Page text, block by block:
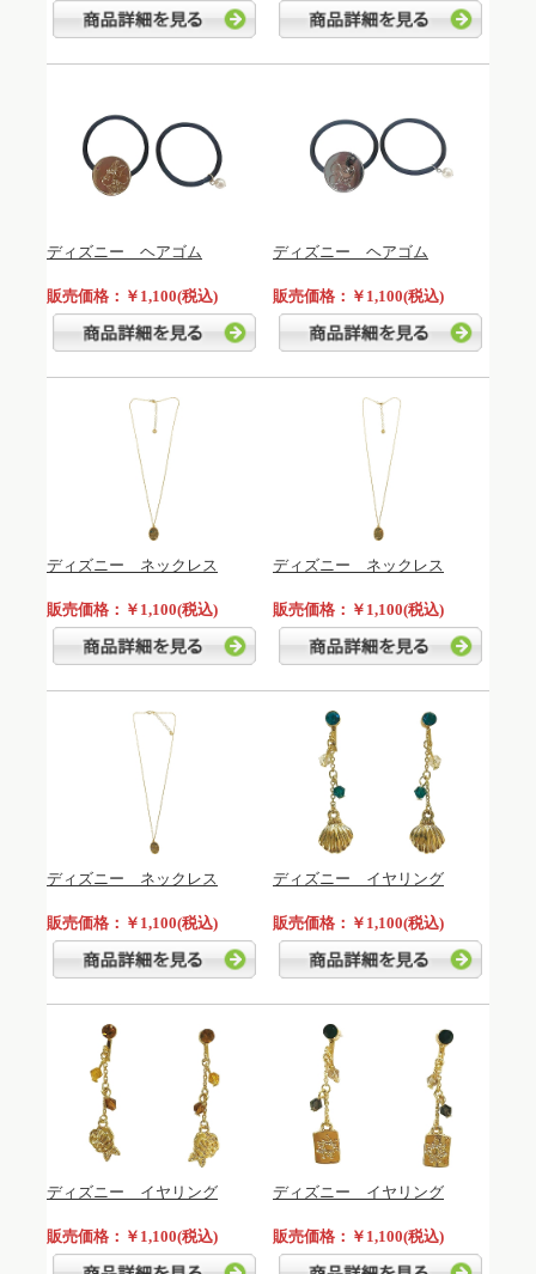
ディズニー ヘアゴム
販売価格：￥1,100(税込)
ディズニー ヘアゴム
販売価格：￥1,100(税込)
ディズニー ネックレス
販売価格：￥1,100(税込)
ディズニー ネックレス
販売価格：￥1,100(税込)
ディズニー ネックレス
販売価格：￥1,100(税込)
ディズニー イヤリング
販売価格：￥1,100(税込)
ディズニー イヤリング
販売価格：￥1,100(税込)
ディズニー イヤリング
販売価格：￥1,100(税込)